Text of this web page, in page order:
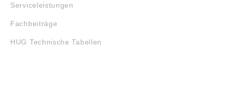
Serviceleistungen
Fachbeiträge
HUG Technische Tabellen